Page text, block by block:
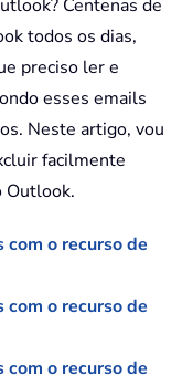
Centenas de
todos os dias,
preciso ler e
esses emails
Neste artigo, vou
facilmente
Outlook.
o recurso de
o recurso de
o recurso de